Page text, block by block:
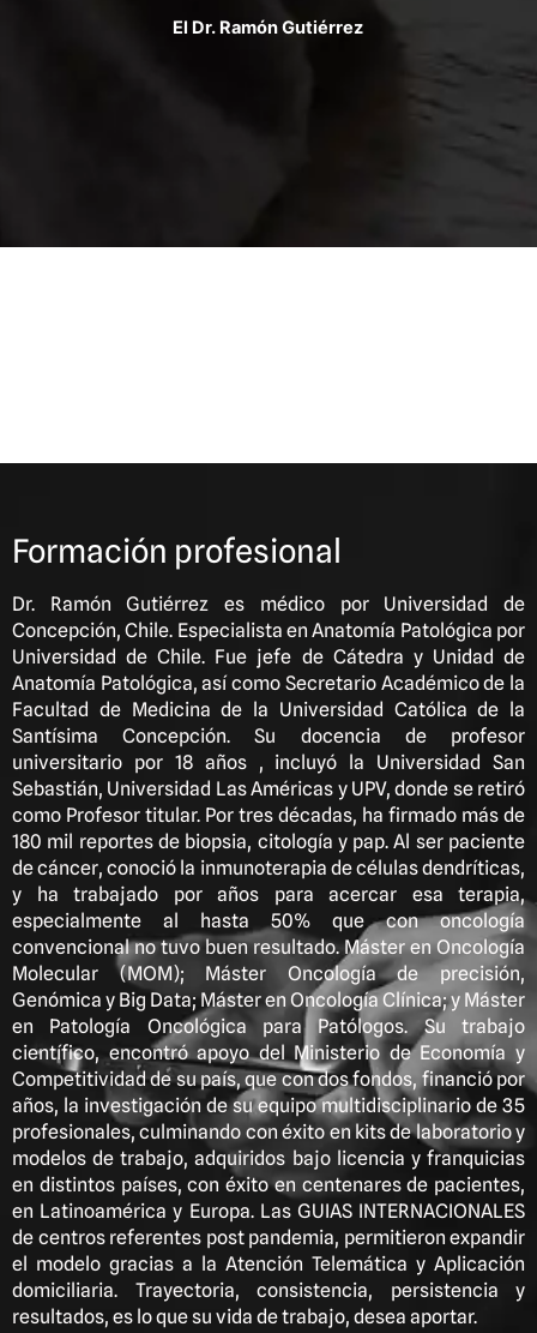
El Dr. Ramón Gutiérrez
Formación profesional
Dr. Ramón Gutiérrez es médico por Universidad de
Concepción, Chile. Especialista en Anatomía Patológica por
Universidad de Chile. Fue jefe de Cátedra y Unidad de
Anatomía Patológica, así como Secretario Académico de la
Facultad de Medicina de la Universidad Católica de la
Santísima Concepción. Su docencia de profesor
universitario por 18 años , incluyó la Universidad San
Sebastián, Universidad Las Américas y UPV, donde se retiró
como Profesor titular. Por tres décadas, ha firmado más de
180 mil reportes de biopsia, citología y pap. Al ser paciente
de cáncer, conoció la inmunoterapia de células dendríticas,
y ha trabajado por años para acercar esa terapia,
especialmente al hasta 50% que con oncología
convencional no tuvo buen resultado. Máster en Oncología
Molecular (MOM); Máster Oncología de precisión,
Genómica y Big Data; Máster en Oncología Clínica; y Máster
en Patología Oncológica para Patólogos. Su trabajo
científico, encontró apoyo del Ministerio de Economía y
Competitividad de su país, que con dos fondos, financió por
años, la investigación de su equipo multidisciplinario de 35
profesionales, culminando con éxito en kits de laboratorio y
modelos de trabajo, adquiridos bajo licencia y franquicias
en distintos países, con éxito en centenares de pacientes,
en Latinoamérica y Europa. Las GUIAS INTERNACIONALES
de centros referentes post pandemia, permitieron expandir
el modelo gracias a la Atención Telemática y Aplicación
domiciliaria. Trayectoria, consistencia, persistencia y
resultados, es lo que su vida de trabajo, desea aportar.